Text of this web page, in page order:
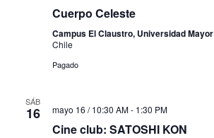
Cuerpo Celeste
Campus El Claustro, Universidad Mayor
Chile
Pagado
SÁB
16 mayo 16 / 10:30 AM- 1:30 PM
Cine club: SATOSHI KON